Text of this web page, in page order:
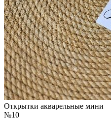
Открытки акварельные мини
№10